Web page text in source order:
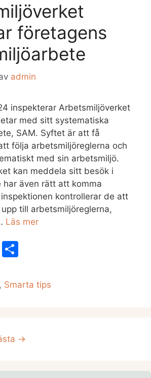
företagens
admin
inspekterar Arbetsmiljöverket
med sitt systematiska
SAM. Syftet är att få
följa arbetsmiljöreglerna och
med sin arbetsmiljö.
kan meddela sitt besök i
har även rätt att komma
kontrollerar de att
till arbetsmiljöreglerna,
Läs mer
Li
a
, Smarta tips
→